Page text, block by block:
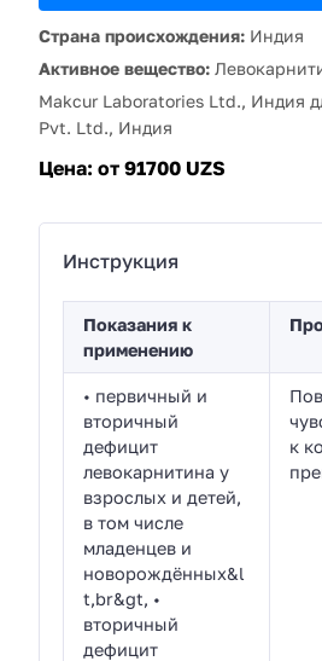
Страна происхождения: Индия
Активное вещество:
Makcur Laboratories Ltd., Индия
Pvt. Ltd., Индия
Цена: от 91700 UZS
Инструкция
Показания к
применению
• первичный и
вторичный
дефицит
левокарнитина у
взрослых и детей,
в том числе
младенцев и
новорождённых&l
t,br&gt, •
вторичный
дефицит
к